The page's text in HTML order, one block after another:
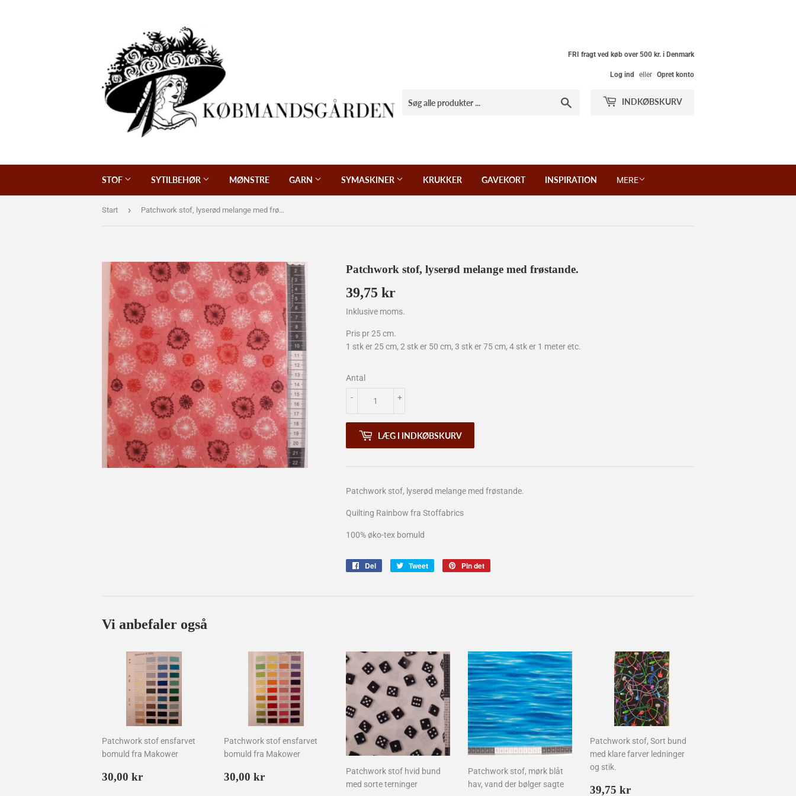
FRI fragt ved køb over 500 kr. i Denmark
Log ind eller Opret konto
INDKØBSKURV
STOF SYTILBEHØR MØNSTRE GARN SYMASKINER KRUKKER GAVEKORT INSPIRATION MERE
Start › Patchwork stof, lyserød melange med frøstande.
Patchwork stof, lyserød melange med frøstande.
39,75 kr
kr
Inklusive moms.
Pris pr 25 cm.
1 stk er 25 cm, 2 stk er 50 cm, 3 stk er 75 cm, 4 stk er 1 meter etc.
Antal
+
-
LÆG I INDKØBSKURV
Patchwork stof, lyserød melange med frøstande.
Quilting Rainbow fra Stoffabrics
100% øko-tex bomuld
Del Tweet
Tweet
Pin det
Vi anbefaler også
Patchwork stof ensfarvet
bomuld fra Makower
Normalpris
30,00 kr
Patchwork stof ensfarvet
bomuld fra Makower
Normalpris
30,00 kr
Patchwork stof hvid bund
med sorte terninger
Patchwork stof, mørk blåt
hav, vand der bølger sagte
Patchwork stof, Sort bund
med klare farver ledninger
og stik.
Normalpris
39,75 kr